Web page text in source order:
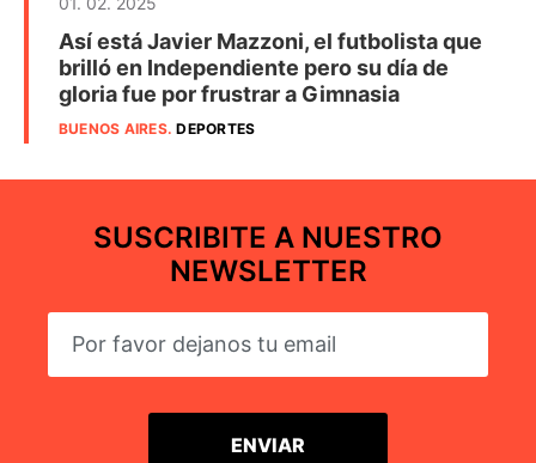
Así está Javier Mazzoni, el futbolista que
brilló en Independiente pero su día de
gloria fue por frustrar a Gimnasia
BUENOS AIRES.DEPORTES
SUSCRIBITE A NUESTRO
NEWSLETTER